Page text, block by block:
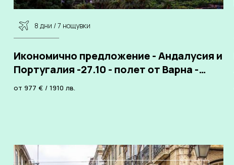
8 дни / 7 нощувки
Икономично предложение - Андалусия и
Португалия -27.10 - полет от Варна -
хотели 3*
от 977 € / 1910 лв.